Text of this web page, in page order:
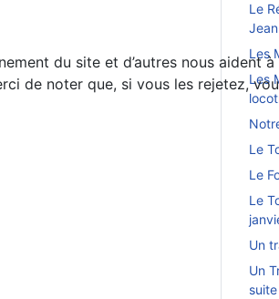
Le
Les
Les
Le
Le
Le
Un
Un
suite
du site et d’autres nous aident
de noter que, si vous les rejetez,